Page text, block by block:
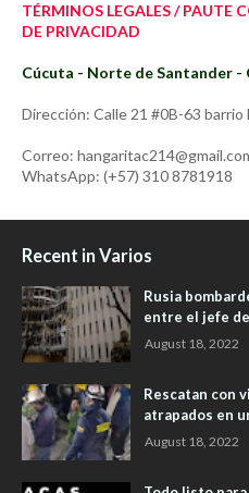
TÉRMINOS LEGALES / PAUTE
DE PRIVACIDAD
Cúcuta - Norte de Santander -
Dirección: Calle 21 #0B-63 barrio
Correo:
WhatsApp: (+57) 310 8781918
Recent in Varios
Rusia
entre el jefe
August 18, 2022
Rescatan con
atrapados en
August 18, 2022